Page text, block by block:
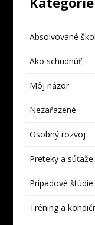
Absolvované
Ako schudnúť
Môj názor
Nezařazené
Osobný rozvoj
Preteky a súťaže
Prípadové
Tréning a